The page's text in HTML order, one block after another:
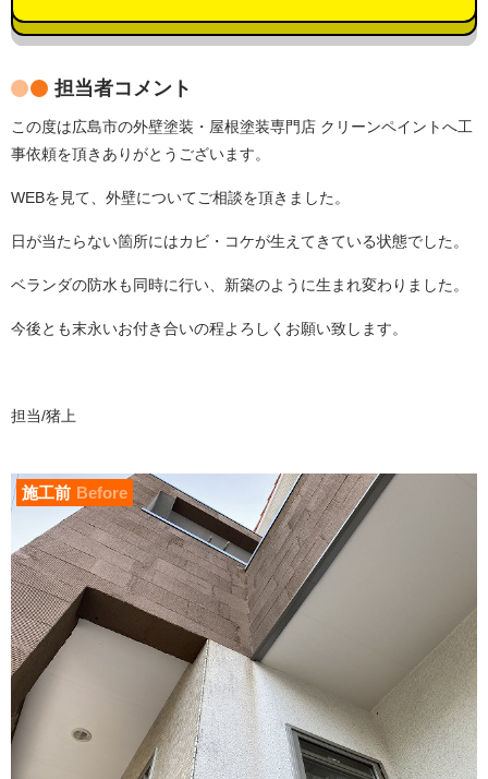
担当者コメント
この度は広島市の外壁塗装・屋根塗装専門店 クリーンペイントへ工
事依頼を頂きありがとうございます。
WEBを見て、外壁についてご相談を頂きました。
日が当たらない箇所にはカビ・コケが生えてきている状態でした。
ベランダの防水も同時に行い、新築のように生まれ変わりました。
今後とも末永いお付き合いの程よろしくお願い致します。
担当/猪上
施工前 Before